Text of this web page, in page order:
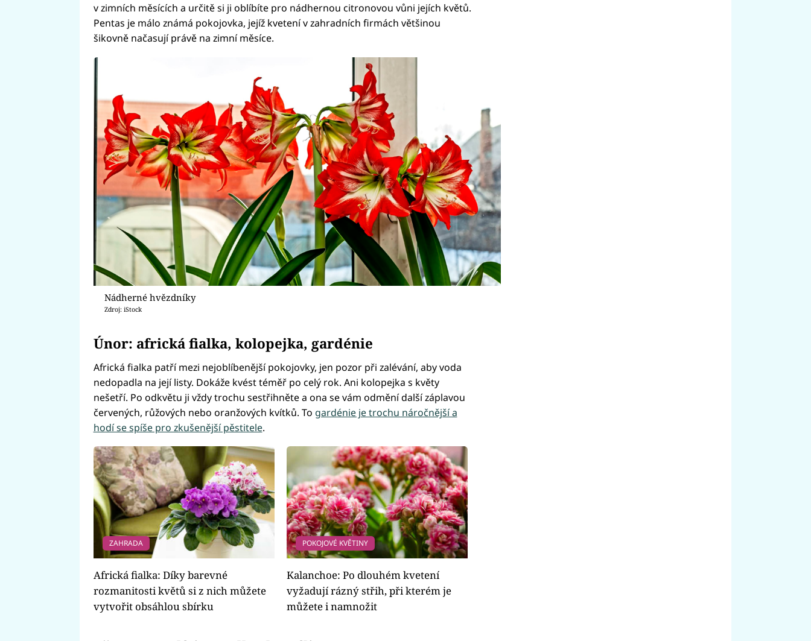
v zimních měsících a určitě si ji oblíbíte pro nádhernou citronovou vůni jejích květů.
Pentas je málo známá pokojovka, jejíž kvetení v zahradních firmách většinou
šikovně načasují právě na zimní měsíce.
Nádherné hvězdníky
Zdroj: iStock
Únor: africká fialka, kolopejka, gardénie
Africká fialka patří mezi nejoblíbenější pokojovky, jen pozor při zalévání, aby voda
nedopadla na její listy. Dokáže kvést téměř po celý rok. Ani kolopejka s květy
nešetří. Po odkvětu ji vždy trochu sestřihněte a ona se vám odmění další záplavou
červených, růžových nebo oranžových kvítků. To gardénie je trochu náročnější a
hodí se spíše pro zkušenější pěstitele.
ZAHRADA
Africká fialka: Díky barevné
rozmanitosti květů si z nich můžete
vytvořit obsáhlou sbírku
POKOJOVÉ KVĚTINY
Kalanchoe: Po dlouhém kvetení
vyžadují rázný střih, při kterém je
můžete i namnožit